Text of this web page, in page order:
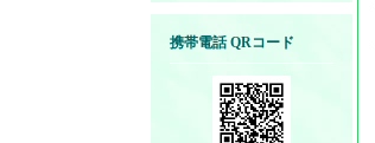
携帯電話 QRコード